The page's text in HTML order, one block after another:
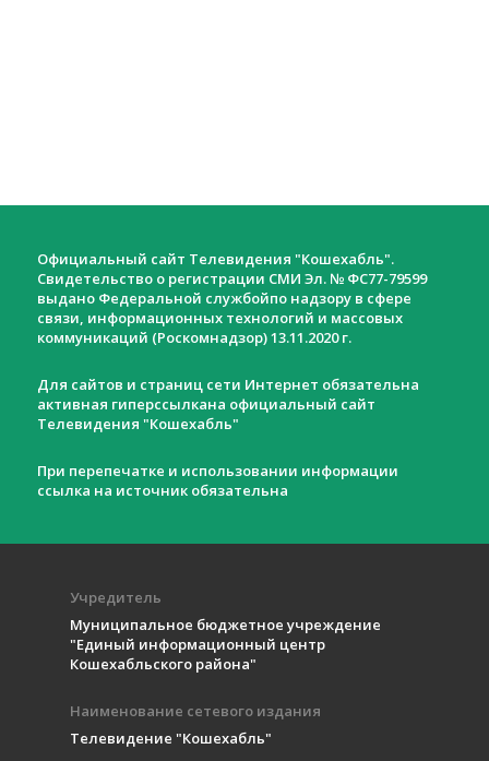
Официальный сайт Телевидения "Кошехабль".
Свидетельство о регистрации СМИ Эл. № ФС77-79599
выдано Федеральной службойпо надзору в сфере
связи, информационных технологий и массовых
коммуникаций (Роскомнадзор) 13.11.2020 г.
Для сайтов и страниц сети Интернет обязательна
активная гиперссылкана официальный сайт
Телевидения "Кошехабль"
При перепечатке и использовании информации
ссылка на источник обязательна
Учредитель
Муниципальное бюджетное учреждение
"Единый информационный центр
Кошехабльского района"
Наименование сетевого издания
Телевидение "Кошехабль"